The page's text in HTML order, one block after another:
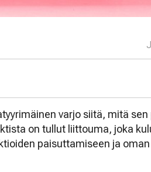
varjo siitä, mitä sen
on tullut liittouma, joka
paisuttamiseen ja oman